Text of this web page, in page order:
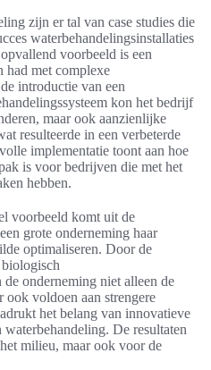
zijn er tal van case studies die
waterbehandelingsinstallaties
voorbeeld is een
had met complexe
introductie van een
kon het bedrijf
maar ook aanzienlijke
resulteerde in een verbeterde
implementatie toont aan hoe
is voor bedrijven die met het
hebben.
voorbeeld komt uit de
grote onderneming haar
optimaliseren. Door de
biologisch
onderneming niet alleen de
voldoen aan strengere
het belang van innovatieve
De resultaten
milieu, maar ook voor de